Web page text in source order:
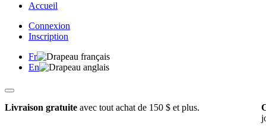
Accueil
Connexion
Inscription
Fr
En
Livraison gratuite avec tout achat de 150 $ et plus.